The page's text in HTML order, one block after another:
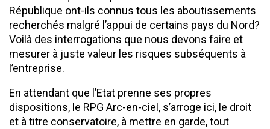
République ont-ils connus tous les aboutissements
recherchés malgré l’appui de certains pays du Nord?
Voilà des interrogations que nous devons faire et
mesurer à juste valeur les risques subséquents à
l’entreprise.
En attendant que l’Etat prenne ses propres
dispositions, le RPG Arc-en-ciel, s’arroge ici, le droit
et à titre conservatoire, à mettre en garde, tout